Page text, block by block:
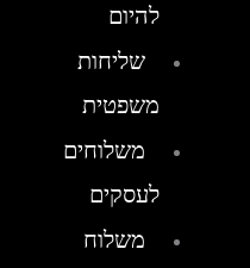
להיום
שליחות
משפטית
משלוחים
לעסקים
משלוח